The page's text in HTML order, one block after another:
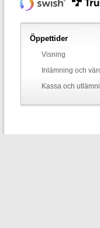
Öppettider
Visning
Inlämning och
Kassa och